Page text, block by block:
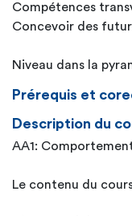
Compétences
Concevoir des
Niveau dans la
Prérequis et
Description du
AA1:
Le contenu du